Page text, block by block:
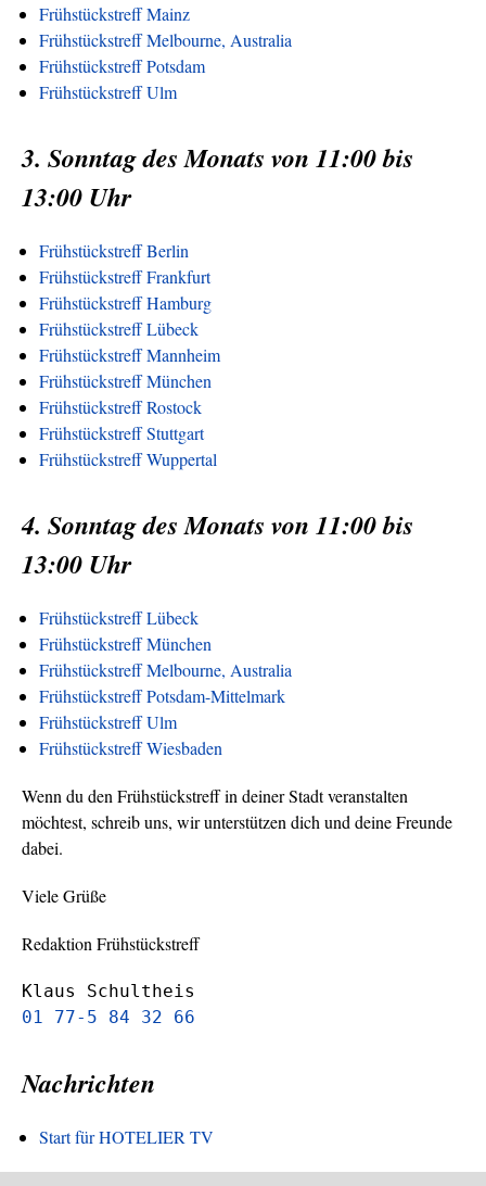
Frühstückstreff Mainz
Frühstückstreff Melbourne, Australia
Frühstückstreff Potsdam
Frühstückstreff Ulm
3. Sonntag des Monats von 11:00 bis
13:00 Uhr
Frühstückstreff Berlin
Frühstückstreff Frankfurt
Frühstückstreff Hamburg
Frühstückstreff Lübeck
Frühstückstreff Mannheim
Frühstückstreff München
Frühstückstreff Rostock
Frühstückstreff Stuttgart
Frühstückstreff Wuppertal
4. Sonntag des Monats von 11:00 bis
13:00 Uhr
Frühstückstreff Lübeck
Frühstückstreff München
Frühstückstreff Melbourne, Australia
Frühstückstreff Potsdam-Mittelmark
Frühstückstreff Ulm
Frühstückstreff Wiesbaden
Wenn du den Frühstückstreff in deiner Stadt veranstalten
möchtest, schreib uns, wir unterstützen dich und deine Freunde
dabei.
Viele Grüße
Redaktion Frühstückstreff
Klaus Schultheis
01 77-5 84 32 66
Nachrichten
Start für HOTELIER TV